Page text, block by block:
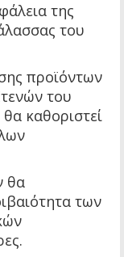
της
του
προϊόντων
του
καθοριστεί
θα
των